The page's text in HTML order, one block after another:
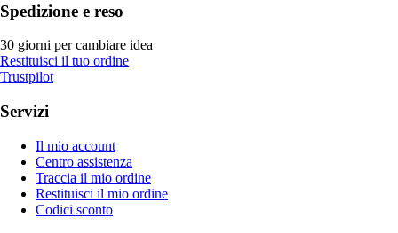
Spedizione e reso
30 giorni per cambiare idea
Restituisci il tuo ordine
Trustpilot
Servizi
Il mio account
Centro assistenza
Traccia il mio ordine
Restituisci il mio ordine
Codici sconto